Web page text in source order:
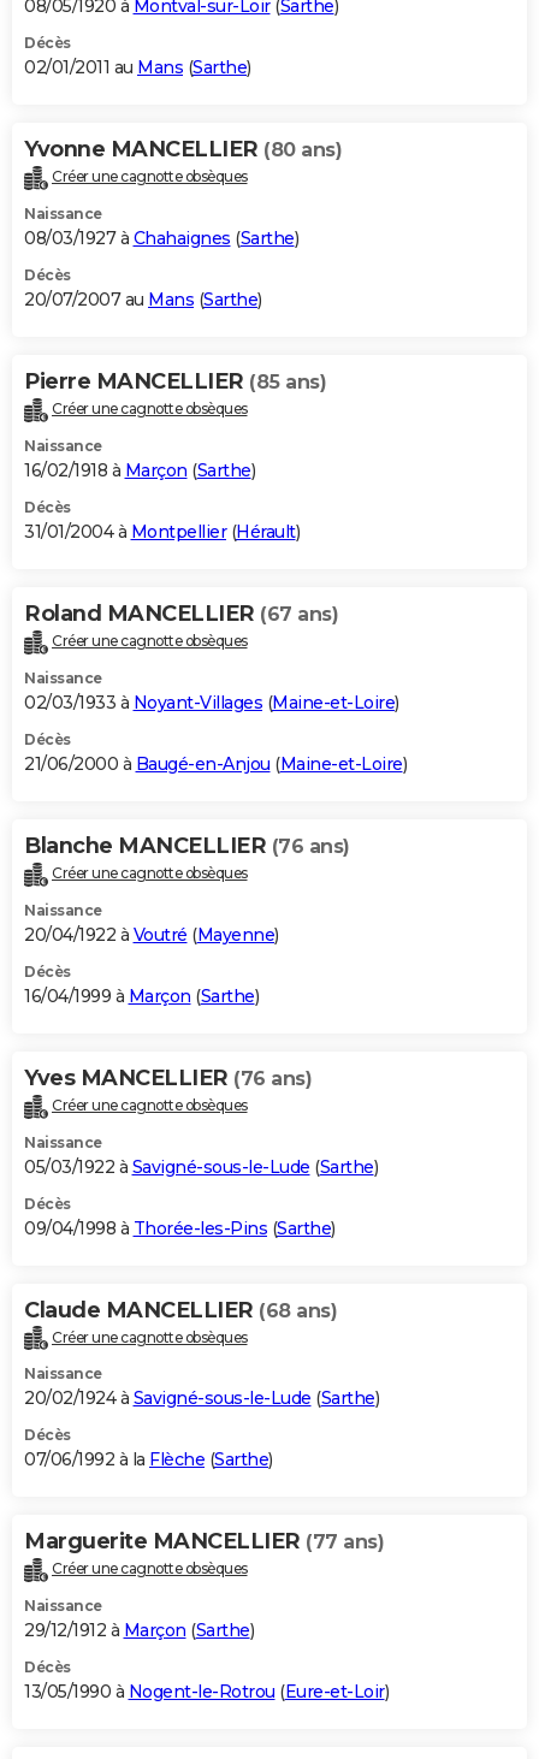
08/05/1920 à Montval-sur-Loir(Sarthe)
Décès
02/01/2011 au Mans (Sarthe)
Yvonne MANCELLIER (80 ans)
Créer une cagnotte obsèques
Naissance
08/03/1927 à Chahaignes (Sarthe)
Décès
20/07/2007 au Mans (Sarthe)
Pierre MANCELLIER (85 ans)
Créer une cagnotte obsèques
Naissance
16/02/1918 à Marçon (Sarthe)
Décès
31/01/2004 à Montpellier(Hérault)
Roland MANCELLIER (67 ans)
Créer une cagnotte obsèques
Naissance
02/03/1933 à Noyant-Villages (Maine-et-Loire)
Décès
21/06/2000 à Baugé-en-Anjou (Maine-et-Loire)
Blanche MANCELLIER (76 ans)
Créer une cagnotte obsèques
Naissance
20/04/1922 à Voutré (Mayenne)
Décès
16/04/1999 à Marçon (Sarthe)
Yves MANCELLIER (76 ans)
Créer une cagnotte obsèques
Naissance
05/03/1922 à Savigné-sous-le-Lude (Sarthe)
Décès
09/04/1998 à Thorée-les-Pins (Sarthe)
Claude MANCELLIER (68 ans)
Créer une cagnotte obsèques
Naissance
20/02/1924 à Savigné-sous-le-Lude (Sarthe)
Décès
07/06/1992 à la Flèche (Sarthe)
Marguerite MANCELLIER (77 ans)
Créer une cagnotte obsèques
Naissance
29/12/1912 à Marçon (Sarthe)
Décès
13/05/1990 à Nogent-le-Rotrou (Eure-et-Loir)